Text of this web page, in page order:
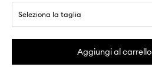
Seleziona la taglia
Aggiungi al carrello